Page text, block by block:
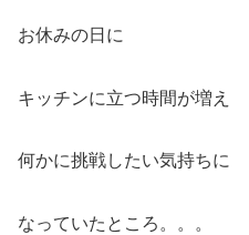
お休みの日に
キッチンに立つ時間が増え
何かに挑戦したい気持ちに
なっていたところ。。。